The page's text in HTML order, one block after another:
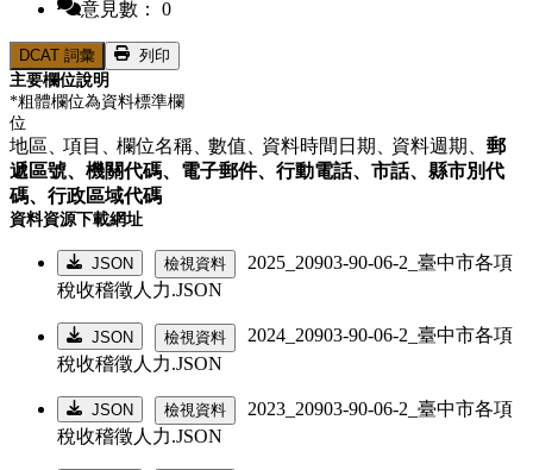
意見數： 0
DCAT 詞彙
列印
主要欄位說明
*粗體欄位為資料標準欄
位
地區、項目、欄位名稱、數值、資料時間日期、資料週期、 郵
遞區號、 機關代碼、 電子郵件、 行動電話、 市話、 縣市別代
碼、 行政區域代碼
資料資源下載網址
JSON 檢視資料
2025_20903-90-06-2_臺中市各項
稅收稽徵人力.JSON
JSON 檢視資料
2024_20903-90-06-2_臺中市各項
稅收稽徵人力.JSON
JSON 檢視資料
2023_20903-90-06-2_臺中市各項
稅收稽徵人力.JSON